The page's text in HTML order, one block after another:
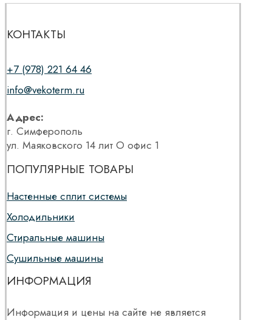
КОНТАКТЫ
+7 (978) 221 64 46
info@vekoterm.ru
Адрес:
г. Симферополь
ул. Маяковского 14 лит О офис 1
ПОПУЛЯРНЫЕ ТОВАРЫ
Настенные сплит системы
Холодильники
Стиральные машины
Сушильные машины
ИНФОРМАЦИЯ
Информация и цены на сайте не является